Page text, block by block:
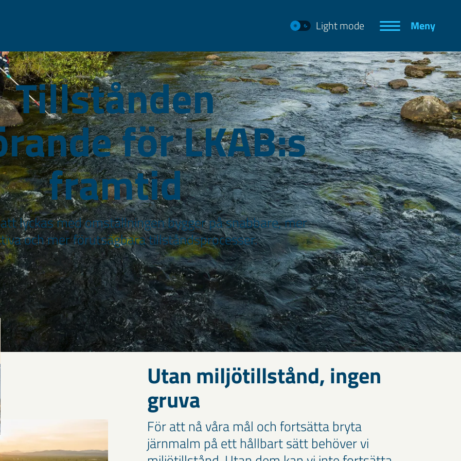
Light mode Meny
Tillstånden
för LKAB:s
framtid
lyckas med omställningen bygger på snabbare, mer
och mer förutsägbara tillståndsprocesser.
Utan miljötillstånd, ingen
gruva
För att nå våra mål och fortsätta bryta
järnmalm på ett hållbart sätt behöver vi